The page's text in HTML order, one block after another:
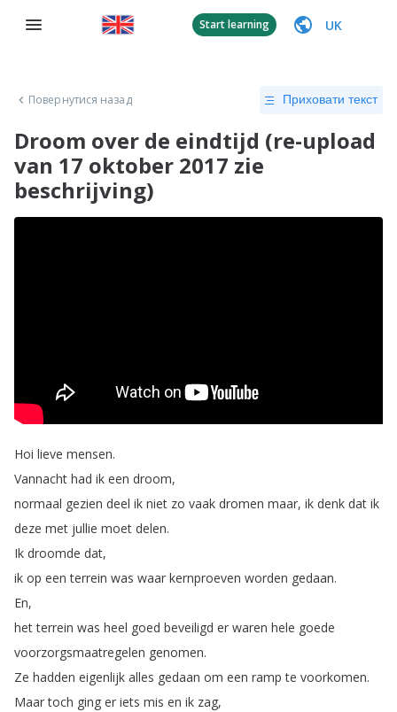
Start learning UK
Повернутися назад Приховати текст
Droom over de eindtijd (re-upload
van 17 oktober 2017 zie
beschrijving)
Hoi lieve mensen.
Vannacht had ik een droom,
normaal gezien deel ik niet zo vaak dromen maar, ik denk dat ik
deze met jullie moet delen.
Ik droomde dat,
ik op een terrein was waar kernproeven worden gedaan.
En,
het terrein was heel goed beveiligd er waren hele goede
voorzorgsmaatregelen genomen.
Ze hadden eigenlijk alles gedaan om een ramp te voorkomen.
Maar toch ging er iets mis en ik zag,